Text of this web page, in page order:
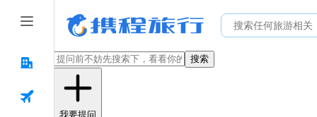
搜索
我要提问